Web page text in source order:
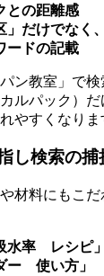
との距離感
」だけでなく
ードの記載
ン教室」で検
ルパック）
やすくなりま
し検索の捕
材料にもこだ
水率 レシピ」
ー 使い方」